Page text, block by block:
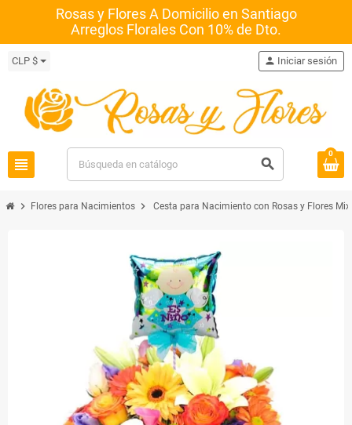
Rosas y Flores A Domicilio en Santiago
Arreglos Florales Con 10% de Dto.
CLP $
view_headline search
person Iniciar sesión
0
chevron_right Flores para Nacimientos chevron_right Cesta para Nacimiento con Rosas y Flores